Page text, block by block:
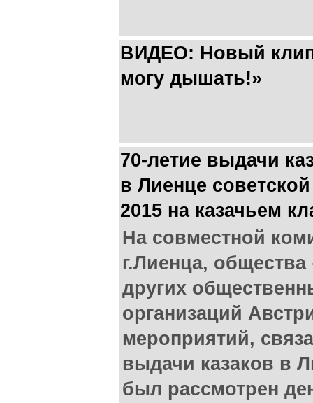
ВИДЕО: Новый клип
могу дышать!»
70-летие выдачи
в Лиенце
2015 на казачьем
На совместной
г.Лиенца,
других
организаций
мероприятий,
выдачи казаков в
был рассмотрен